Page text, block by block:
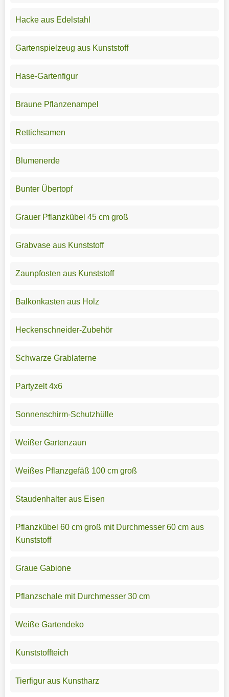
Hacke aus Edelstahl
Gartenspielzeug aus Kunststoff
Hase-Gartenfigur
Braune Pflanzenampel
Rettichsamen
Blumenerde
Bunter Übertopf
Grauer Pflanzkübel 45 cm groß
Grabvase aus Kunststoff
Zaunpfosten aus Kunststoff
Balkonkasten aus Holz
Heckenschneider-Zubehör
Schwarze Grablaterne
Partyzelt 4x6
Sonnenschirm-Schutzhülle
Weißer Gartenzaun
Weißes Pflanzgefäß 100 cm groß
Staudenhalter aus Eisen
Pflanzkübel 60 cm groß mit Durchmesser 60 cm aus
Kunststoff
Graue Gabione
Pflanzschale mit Durchmesser 30 cm
Weiße Gartendeko
Kunststoffteich
Tierfigur aus Kunstharz